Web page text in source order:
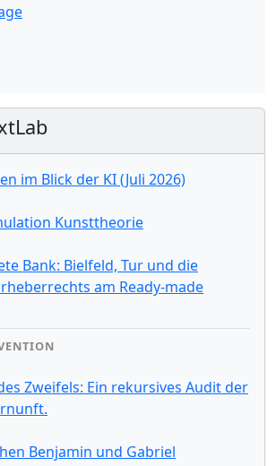
im Blick der KI (Juli 2026)
Kunsttheorie
Bank: Bielfeld, Tur und die
am Ready-made
Zweifels: Ein rekursives Audit der
Benjamin und Gabriel